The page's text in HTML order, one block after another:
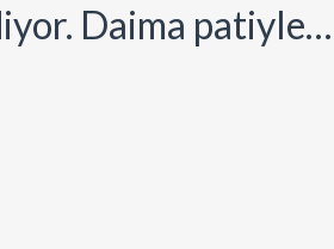
Daima patiyle…